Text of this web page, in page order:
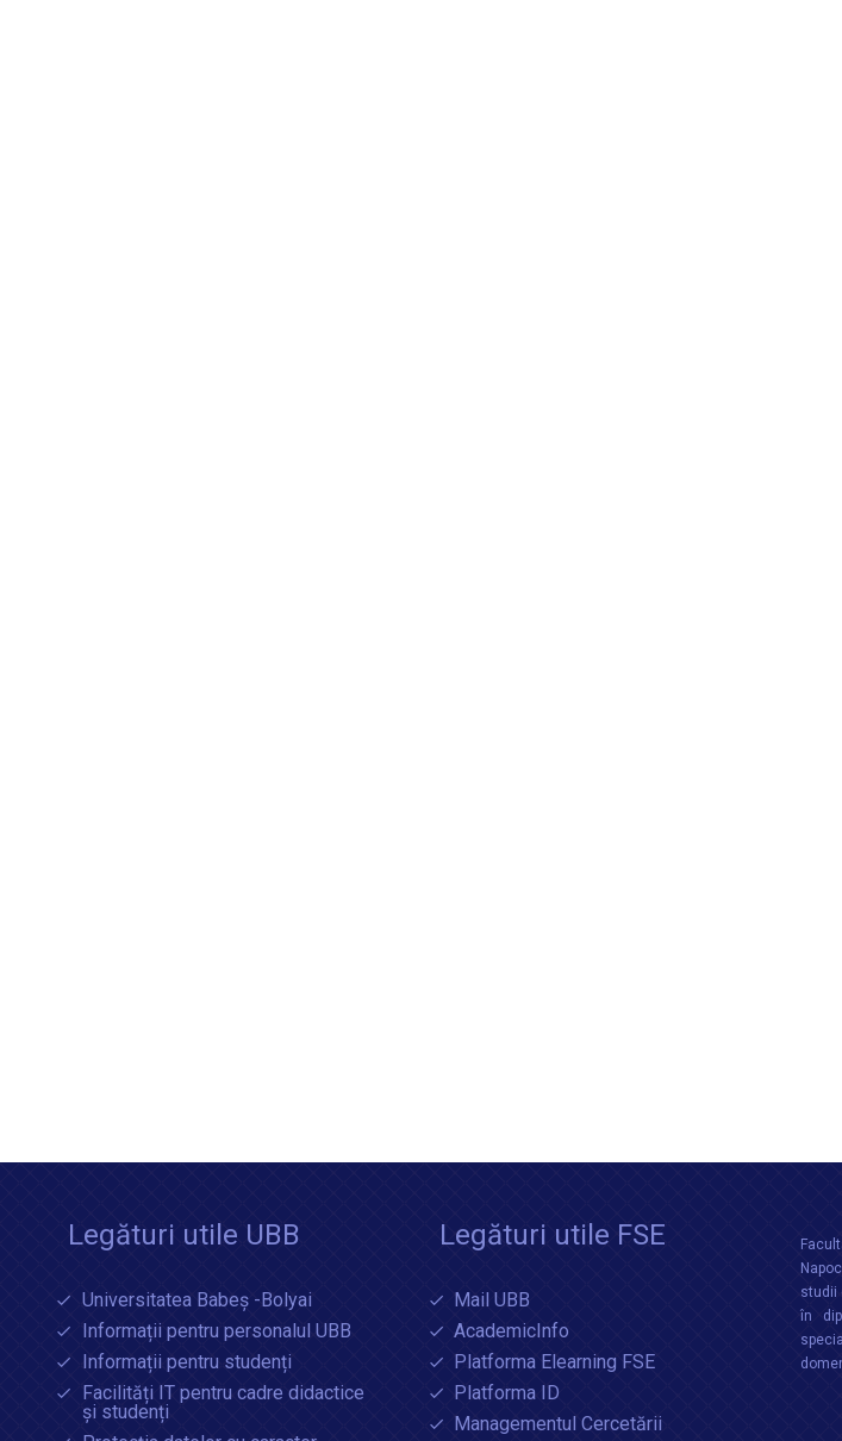
Legături utile UBB
Universitatea Babeș -Bolyai
Informații pentru personalul UBB
Informații pentru studenți
Facilități IT pentru cadre didactice
și studenți
Legături utile FSE
Mail UBB
AcademicInfo
Platforma Elearning FSE
Platforma ID
Managementul Cercetării
studii
în